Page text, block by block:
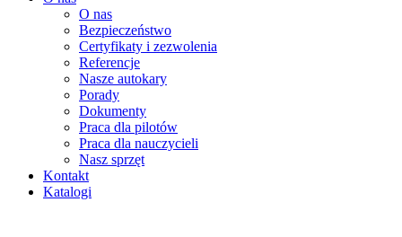
O nas
Bezpieczeństwo
Certyfikaty i zezwolenia
Referencje
Nasze autokary
Porady
Dokumenty
Praca dla pilotów
Praca dla nauczycieli
Nasz sprzęt
Kontakt
Katalogi